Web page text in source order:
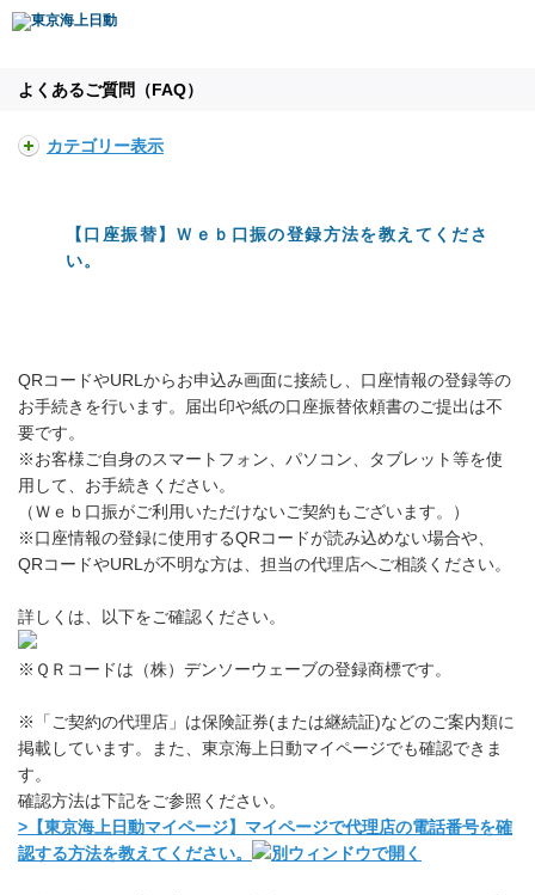
よくあるご質問（FAQ）
カテゴリー表示
【口座振替】Ｗｅｂ口振の登録方法を教えてくださ
い。
QRコードやURLからお申込み画面に接続し、口座情報の登録等の
お手続きを行います。届出印や紙の口座振替依頼書のご提出は不
要です。
※お客様ご自身のスマートフォン、パソコン、タブレット等を使
用して、お手続きください。
（Ｗｅｂ口振がご利用いただけないご契約もございます。）
※口座情報の登録に使用するQRコードが読み込めない場合や、
QRコードやURLが不明な方は、担当の代理店へご相談ください。
詳しくは、以下をご確認ください。
※ＱＲコードは（株）デンソーウェーブの登録商標です。
※「ご契約の代理店」は保険証券(または継続証)などのご案内類に
掲載しています。また、東京海上日動マイページでも確認できま
す。
確認方法は下記をご参照ください。
> 【東京海上日動マイページ】マイページで代理店の電話番号を確
認する方法を教えてください。